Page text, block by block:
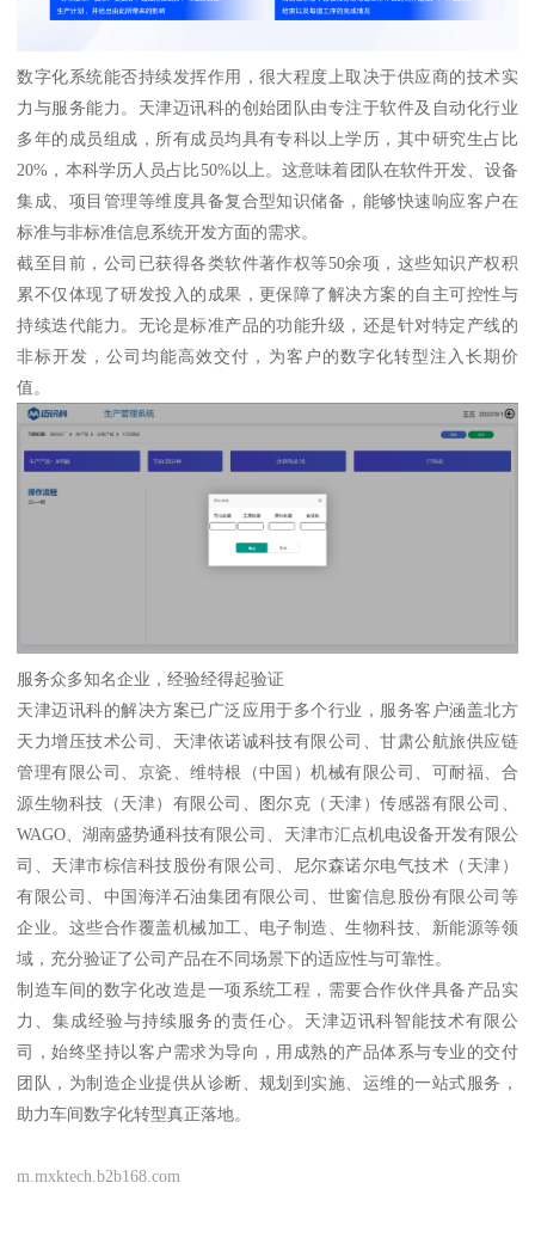
数字化系统能否持续发挥作用，很大程度上取决于供应商的技术实
力与服务能力。天津迈讯科的创始团队由专注于软件及自动化行业
多年的成员组成，所有成员均具有专科以上学历，其中研究生占比
20%，本科学历人员占比50%以上。这意味着团队在软件开发、设备
集成、项目管理等维度具备复合型知识储备，能够快速响应客户在
标准与非标准信息系统开发方面的需求。
截至目前，公司已获得各类软件著作权等50余项，这些知识产权积
累不仅体现了研发投入的成果，更保障了解决方案的自主可控性与
持续迭代能力。无论是标准产品的功能升级，还是针对特定产线的
非标开发，公司均能高效交付，为客户的数字化转型注入长期价
值。
服务众多知名企业，经验经得起验证
天津迈讯科的解决方案已广泛应用于多个行业，服务客户涵盖北方
天力增压技术公司、天津依诺诚科技有限公司、甘肃公航旅供应链
管理有限公司、京瓷、维特根（中国）机械有限公司、可耐福、合
源生物科技（天津）有限公司、图尔克（天津）传感器有限公司、
WAGO、湖南盛势通科技有限公司、天津市汇点机电设备开发有限公
司、天津市棕信科技股份有限公司、尼尔森诺尔电气技术（天津）
有限公司、中国海洋石油集团有限公司、世窗信息股份有限公司等
企业。这些合作覆盖机械加工、电子制造、生物科技、新能源等领
域，充分验证了公司产品在不同场景下的适应性与可靠性。
制造车间的数字化改造是一项系统工程，需要合作伙伴具备产品实
力、集成经验与持续服务的责任心。天津迈讯科智能技术有限公
司，始终坚持以客户需求为导向，用成熟的产品体系与专业的交付
团队，为制造企业提供从诊断、规划到实施、运维的一站式服务，
助力车间数字化转型真正落地。
m.mxktech.b2b168.com